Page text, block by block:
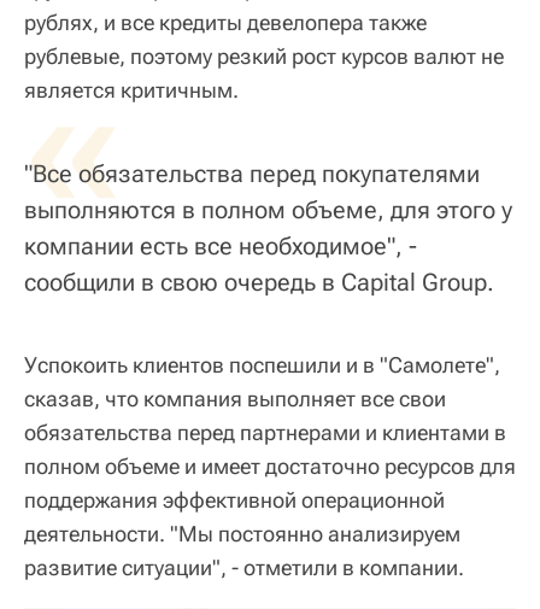
рублях, и все кредиты девелопера также
рублевые, поэтому резкий рост курсов валют не
является критичным.
«
"Все обязательства перед покупателями
выполняются в полном объеме, для этого у
компании есть все необходимое", -
сообщили в свою очередь в Capital Group.
Успокоить клиентов поспешили и в "Самолете",
сказав, что компания выполняет все свои
обязательства перед партнерами и клиентами в
полном объеме и имеет достаточно ресурсов для
поддержания эффективной операционной
деятельности. "Мы постоянно анализируем
развитие ситуации", - отметили в компании.